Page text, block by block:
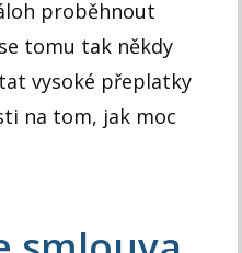
proběhnout
tomu tak někdy
vysoké přeplatky
na tom, jak moc